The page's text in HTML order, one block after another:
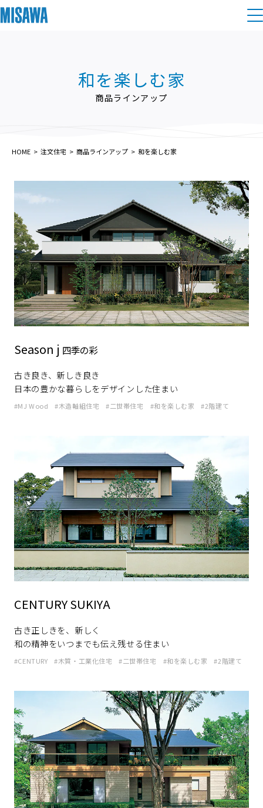
デザイン
テクノロジー（住まいの性能）
デザイナーズギャラリー
インテリア
住まいづくりガイド
買う
分譲住宅（建売・土地）検索
中古住宅検索
売る [MISAWA RELAY]
住まいの売却
これから住まいをご検討の方
住まいづくりを楽しく学べるデジタルラウンジです。
賃貸併用住宅
店舗・各種施設
土地活用モデルルーム見学
土地活用実例
法人のお客さま
企業不動産活用（CRE）戦略
社宅建築
医療・介護・子育て・障がい福祉施設
これから土地活用・賃貸経営をご検討の方
土地活用の基礎から長期安定経営を目指すオーナー様まで、賃貸経
営に役立つ多彩な情報を幅広くお届けします。
ホームラウンジ 土地活用・賃貸経営
リフォームの流れ
リフォームメニュー
リフォーム事例
事業用
事業用リノベーション
ホテル・旅館リフォーム
これからリフォームをご検討の方
実例動画や基礎知識、収納の工夫など、理想の住まいを叶えるリフ
ォームの具体策とアイデアを豊富にご用意しています。
ホームラウンジ リフォーム
複合開発事業（ASMACI-アスマチ-）
再開発・官民連携事業
分譲マンション開発事業
収益不動産・投資開発事業
建築再生事業
事業用売買
すべてのフィールドに新しい価値をデザインし、持続可能な未来志
向のまちづくりを実現していきます。
オーナーサポート
サポートメニュー
住まいるりんぐ（ロングサポート）
保証制度
ご相談窓口
ミサワホームオーナーさま・リフォーム工事ご契約者さまとミサワ
ホームを結ぶコミュニケーションサイト。お得・便利・安心なコン
テンツや、ミサワホームからの大切なお知らせなど配信していま
ミサワオーナーズクラブ
企業・IR情報
企業・IR
ニュース
MISAWAについて
ミサワホームグループ
IR情報
採用情報
新卒者採用
ウエルネス事業
ミサワアイデンティティ
展示 場・イベント情報
カタログ請求
住まいのご相談
和を楽しむ家
商品ラインアップ
HOME 注文住宅 商品ラインアップ 和を楽しむ家
Season j 四季の彩
古き良き、新しき良き
日本の豊かな暮らしをデザインした住まい
MJ Wood 木造軸組住宅 二世帯住宅 和を楽しむ家 2階建て
CENTURY SUKIYA
古き正しきを、新しく
和の精神をいつまでも伝え残せる住まい
CENTURY 木質・工業化住宅 二世帯住宅 和を楽しむ家 2階建て